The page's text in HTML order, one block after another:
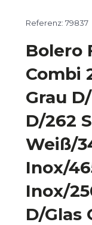
Referenz: 79837
Bolero
Combi
Grau
D/262
Weiß/
Inox/
Inox/
D/Glas